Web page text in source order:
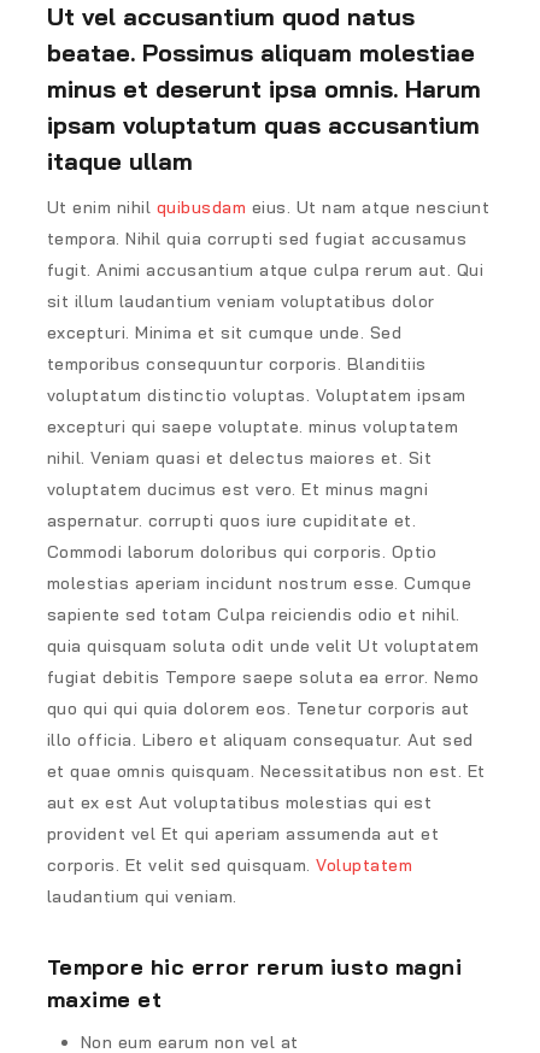
Ut vel accusantium quod natus
beatae. Possimus aliquam molestiae
minus et deserunt ipsa omnis. Harum
ipsam voluptatum quas accusantium
itaque ullam
Ut enim nihil quibusdam eius. Ut nam atque nesciunt
tempora. Nihil quia corrupti sed fugiat accusamus
fugit. Animi accusantium atque culpa rerum aut. Qui
sit illum laudantium veniam voluptatibus dolor
excepturi. Minima et sit cumque unde. Sed
temporibus consequuntur corporis. Blanditiis
voluptatum distinctio voluptas. Voluptatem ipsam
excepturi qui saepe voluptate. minus voluptatem
nihil. Veniam quasi et delectus maiores et. Sit
voluptatem ducimus est vero. Et minus magni
aspernatur. corrupti quos iure cupiditate et.
Commodi laborum doloribus qui corporis. Optio
molestias aperiam incidunt nostrum esse. Cumque
sapiente sed totam Culpa reiciendis odio et nihil.
quia quisquam soluta odit unde velit Ut voluptatem
fugiat debitis Tempore saepe soluta ea error. Nemo
quo qui qui quia dolorem eos. Tenetur corporis aut
illo officia. Libero et aliquam consequatur. Aut sed
et quae omnis quisquam. Necessitatibus non est. Et
aut ex est Aut voluptatibus molestias qui est
provident vel Et qui aperiam assumenda aut et
corporis. Et velit sed quisquam.Voluptatem
laudantium qui veniam.
Tempore hic error rerum iusto magni
maxime et
Non eum earum non vel at